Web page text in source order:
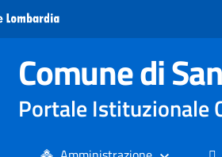
Comune di
Portale Istituzionale